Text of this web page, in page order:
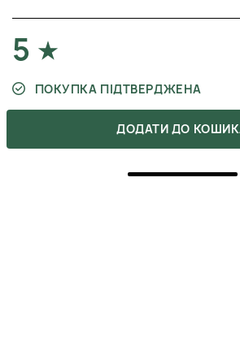
5
ПОКУПКА ПІДТВЕРДЖЕНА
Один із моїх улюблених засобів
Відмінно працює у поєднанні з
відчуття стягнутості. Єдине, для
ДОДАТИ ДО